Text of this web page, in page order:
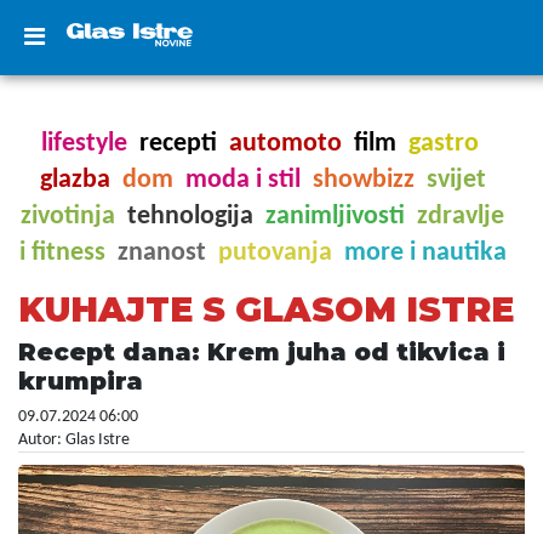
lifestyle recepti automoto film gastro
glazba dom moda i stil showbizz svijet
zivotinja tehnologija zanimljivosti zdravlje
i fitness znanost putovanja more i nautika
KUHAJTE S GLASOM ISTRE
Recept dana: Krem juha od tikvica i
krumpira
09.07.2024 06:00
Autor: Glas Istre